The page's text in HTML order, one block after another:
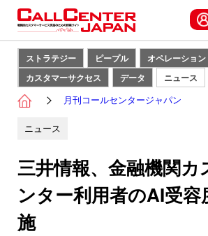
ストラテジー ピープル オペレーション
カスタマーサクセス
データ ニュース
月刊コールセンタージャパン
ニュース
三井情報、金融機関カ
ンター利用者のAI受容
施